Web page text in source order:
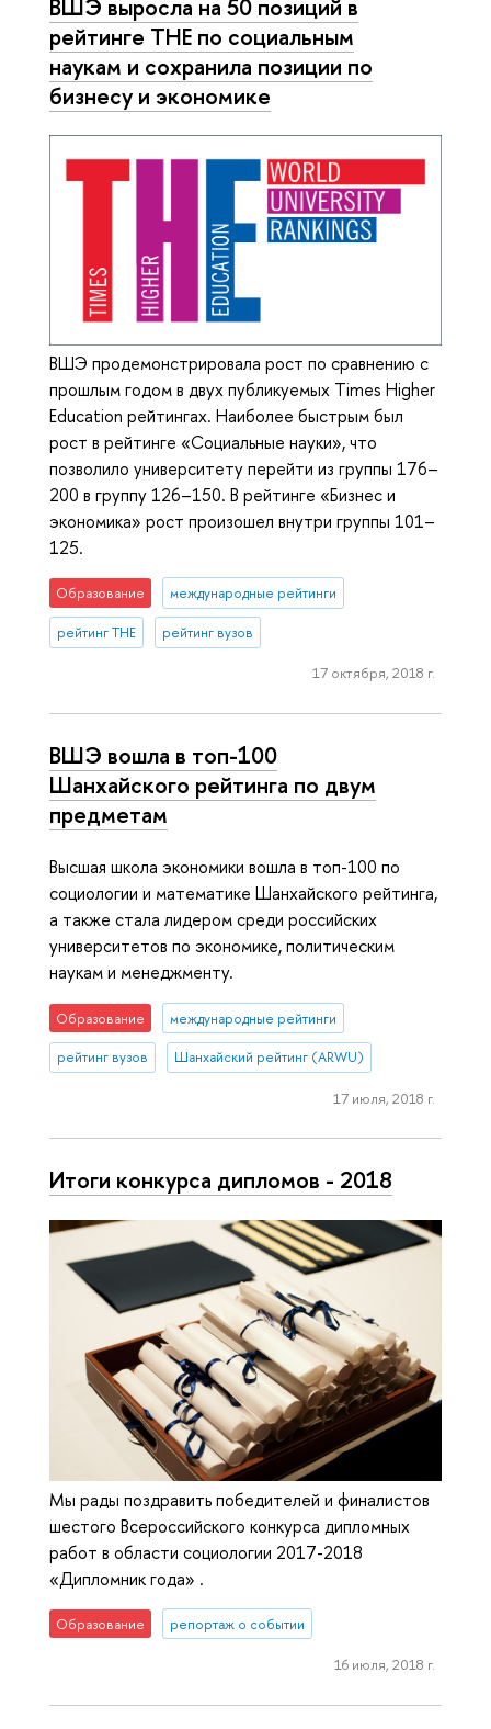
ВШЭ выросла на 50 позиций в
рейтинге ТНЕ по социальным
наукам и сохранила позиции по
бизнесу и экономике
ВШЭ продемонстрировала рост по сравнению с
прошлым годом в двух публикуемых Times Higher
Education рейтингах. Наиболее быстрым был
рост в рейтинге «Социальные науки», что
позволило университету перейти из группы 176–
200 в группу 126–150. В рейтинге «Бизнес и
экономика» рост произошел внутри группы 101–
125.
Образование международные рейтинги
рейтинг THE рейтинг вузов
17 октября, 2018 г.
ВШЭ вошла в топ-100
Шанхайского рейтинга по двум
предметам
Высшая школа экономики вошла в топ-100 по
социологии и математике Шанхайского рейтинга,
а также стала лидером среди российских
университетов по экономике, политическим
наукам и менеджменту.
Образование международные рейтинги
рейтинг вузов Шанхайский рейтинг (ARWU)
17 июля, 2018 г.
Итоги конкурса дипломов - 2018
Мы рады поздравить победителей и финалистов
шестого Всероссийского конкурса дипломных
работ в области социологии 2017-2018
«Дипломник года» .
Образование репортаж о событии
16 июля, 2018 г.